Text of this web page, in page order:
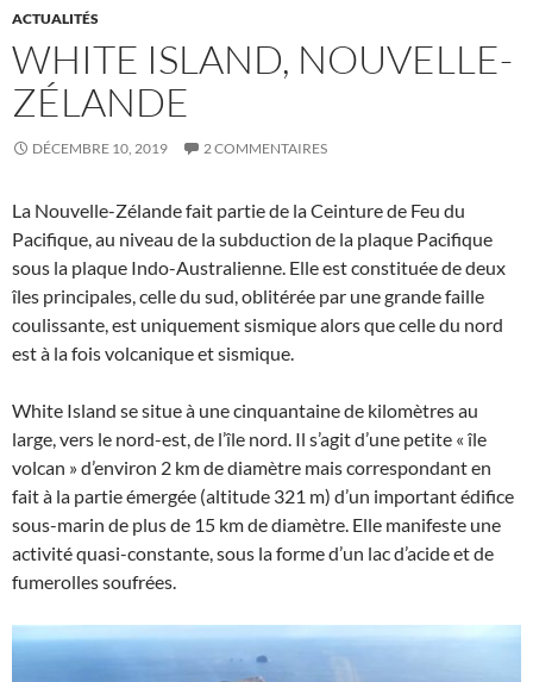
ACTUALITÉS
WHITE ISLAND, NOUVELLE-
ZÉLANDE
DÉCEMBRE 10, 2019 2 COMMENTAIRES
La Nouvelle-Zélande fait partie de la Ceinture de Feu du
Pacifique, au niveau de la subduction de la plaque Pacifique
sous la plaque Indo-Australienne. Elle est constituée de deux
îles principales, celle du sud, oblitérée par une grande faille
coulissante, est uniquement sismique alors que celle du nord
est à la fois volcanique et sismique.
White Island se situe à une cinquantaine de kilomètres au
large, vers le nord-est, de l’île nord. Il s’agit d’une petite « île
volcan » d’environ 2 km de diamètre mais correspondant en
fait à la partie émergée (altitude 321 m) d’un important édifice
sous-marin de plus de 15 km de diamètre. Elle manifeste une
activité quasi-constante, sous la forme d’un lac d’acide et de
fumerolles soufrées.